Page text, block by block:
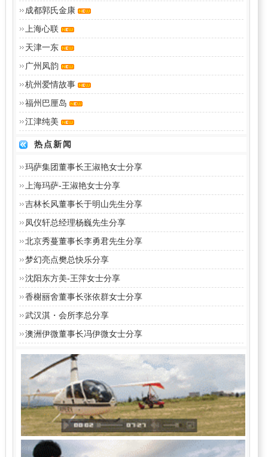
成都郭氏金康
上海心联
天津一东
广州凤韵
杭州爱情故事
福州巴厘岛
江津纯美
热点新闻
玛萨集团董事长王淑艳女士分享
上海玛萨-王淑艳女士分享
吉林长风董事长于明山先生分享
凤仪轩总经理杨巍先生分享
北京秀蔓董事长李勇君先生分享
梦幻亮点樊总快乐分享
沈阳东方美-王萍女士分享
香榭丽舍董事长张依群女士分享
武汉淇・会所李总分享
澳洲伊微董事长冯伊微女士分享